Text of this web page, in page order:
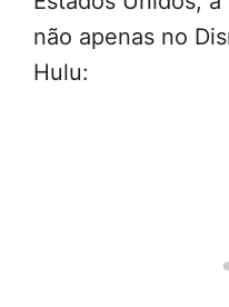
não apenas no
Hulu: